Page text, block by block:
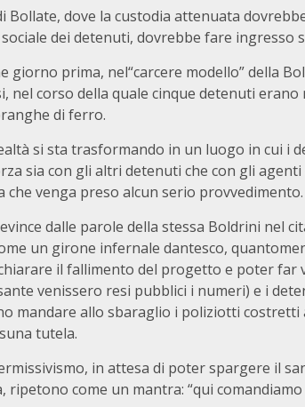
Bollate, dove la custodia attenuata
dei detenuti, dovrebbe fare ingresso
giorno prima, nel“carcere modello” della
nel corso della quale cinque detenuti
di ferro.
si sta trasformando in un luogo in cui i
sia con gli altri detenuti che con gli agenti
venga preso alcun serio provvedimento.
dalle parole della stessa Boldrini nel
un girone infernale dantesco,
il fallimento del progetto e poter far
venissero resi pubblici i numeri) e i
mandare allo sbaraglio i poliziotti costretti
tutela.
in attesa di poter spargere il
come un mantra: “qui comandiamo